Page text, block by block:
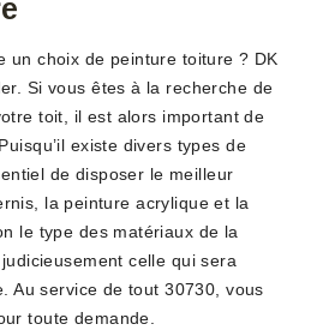
un choix de peinture toiture ? DK
Si vous êtes à la recherche de
toit, il est alors important de
existe divers types de
de disposer le meilleur
la peinture acrylique et la
le type des matériaux de la
celle qui sera
Au service de tout 30730, vous
toute demande.